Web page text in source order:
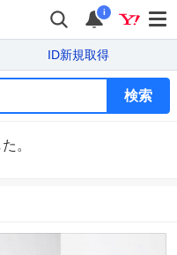
i
ID新規取得
検索
。